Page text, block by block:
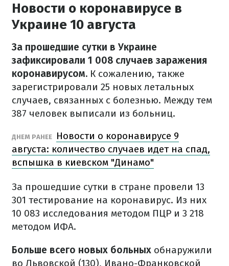
Новости о коронавирусе в
Украине 10 августа
За прошедшие сутки в Украине
зафиксировали 1 008 случаев заражения
коронавирусом. К сожалению, также
зарегистрировали 25 новых летальных
случаев, связанных с болезнью. Между тем
387 человек выписали из больниц.
ДНЕМ РАНЕЕ
Новости о коронавирусе 9
августа: количество случаев идет на спад,
вспышка в киевском "Динамо"
За прошедшие сутки в стране провели 13
301 тестирование на коронавирус. Из них
10 083 исследования методом ПЦР и 3 218
методом ИФА.
Больше всего новых больных обнаружили
во Львовской (130), Ивано-Франковской